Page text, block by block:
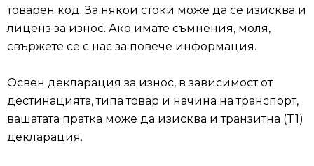
товарен код. За някои стоки може да се изисква и
лиценз за износ. Ако имате съмнения, моля,
свържете се с нас за повече информация.
Освен декларация за износ, в зависимост от
дестинацията, типа товар и начина на транспорт,
вашатата пратка може да изисква и транзитна (T1)
декларация.